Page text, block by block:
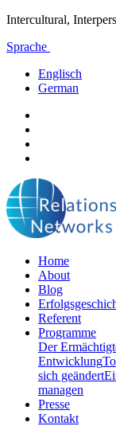
Intercultural,
Sprache
Englisch
German
Home
About
Blog
Referent
Programme
Der
Entwicklung
sich geändert
managen
Presse
Kontakt